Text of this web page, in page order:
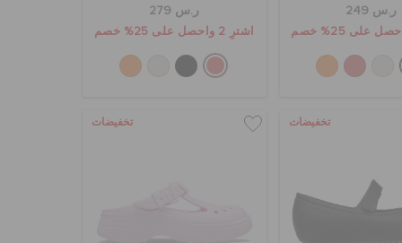
ر.س 249 ر.س 279
اشترِ 2 واحصل على 25% خصم
تخفيضات تخفيضات